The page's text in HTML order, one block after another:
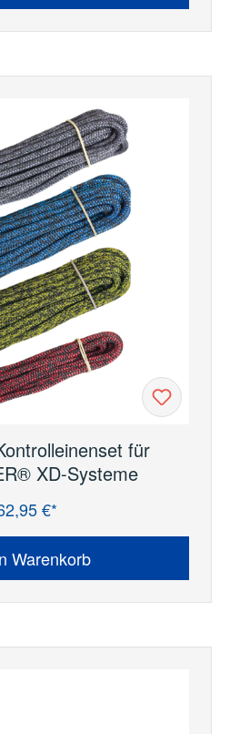
für
XD-Systeme
€*
Warenkorb